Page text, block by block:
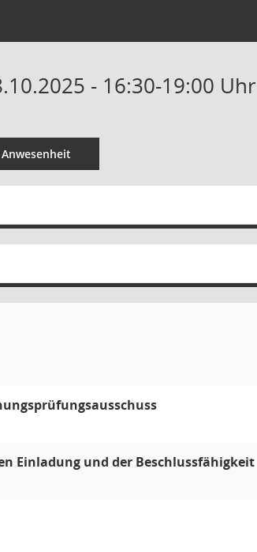
- 16:30-19:00 Uhr
Anwesenheit
Einladung und der Beschlussfähigkeit